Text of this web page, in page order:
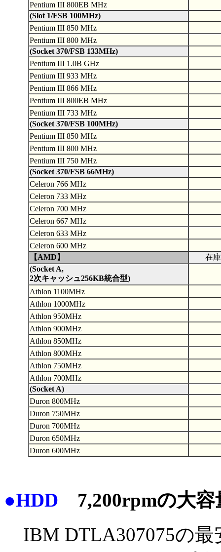
Pentium III 800EB MHz
(Slot 1/FSB 100MHz)
Pentium III 850 MHz
Pentium III 800 MHz
(Socket 370/FSB 133MHz)
Pentium III 1.0B GHz
Pentium III 933 MHz
Pentium III 866 MHz
Pentium III 800EB MHz
Pentium III 733 MHz
(Socket 370/FSB 100MHz)
Pentium III 850 MHz
Pentium III 800 MHz
Pentium III 750 MHz
(Socket 370/FSB 66MHz)
Celeron 766 MHz
Celeron 733 MHz
Celeron 700 MHz
Celeron 667 MHz
Celeron 633 MHz
Celeron 600 MHz
【AMD】
在
(Socket A,
2次キャッシュ256KB統合型)
Athlon 1100MHz
Athlon 1000MHz
Athlon 950MHz
Athlon 900MHz
Athlon 850MHz
Athlon 800MHz
Athlon 750MHz
Athlon 700MHz
(Socket A)
Duron 800MHz
Duron 750MHz
Duron 700MHz
Duron 650MHz
Duron 600MHz
●HDD 7,200rpmの大容
IBM DTLA307075の最